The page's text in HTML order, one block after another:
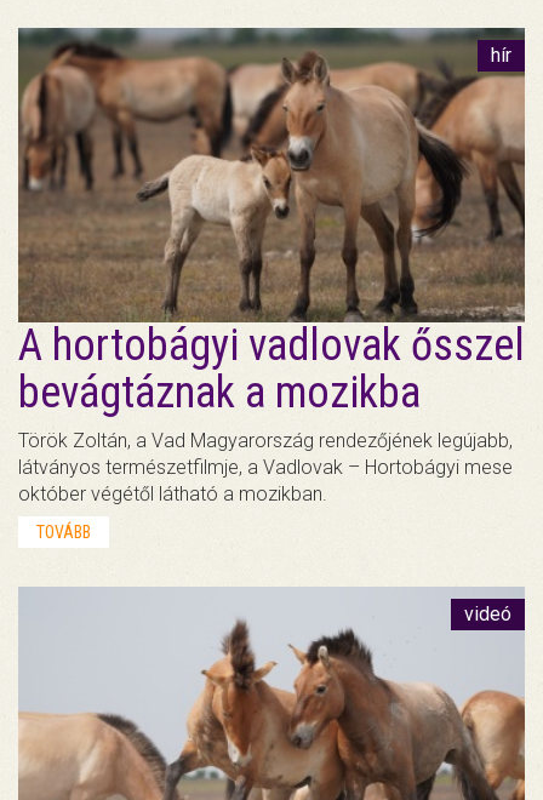
hír
A hortobágyi vadlovak ősszel
bevágtáznak a mozikba
Török Zoltán, a Vad Magyarország rendezőjének legújabb,
látványos természetfilmje, a Vadlovak – Hortobágyi mese
október végétől látható a mozikban.
TOVÁBB
videó